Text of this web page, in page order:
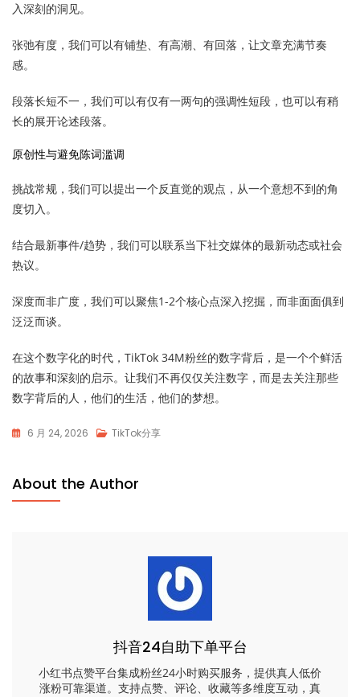
入深刻的洞见。
张弛有度，我们可以有铺垫、有高潮、有回落，让文章充满节奏
感。
段落长短不一，我们可以有仅有一两句的强调性短段，也可以有稍
长的展开论述段落。
原创性与避免陈词滥调
挑战常规，我们可以提出一个反直觉的观点，从一个意想不到的角
度切入。
结合最新事件/趋势，我们可以联系当下社交媒体的最新动态或社会
热议。
深度而非广度，我们可以聚焦1-2个核心点深入挖掘，而非面面俱到
泛泛而谈。
在这个数字化的时代，TikTok 34M粉丝的数字背后，是一个个鲜活
的故事和深刻的启示。让我们不再仅仅关注数字，而是去关注那些
数字背后的人，他们的生活，他们的梦想。
6 月 24, 2026 TikTok分享
About the Author
抖音24自助下单平台
小红书点赞平台集成粉丝24小时购买服务，提供真人低价
涨粉可靠渠道。支持点赞、评论、收藏等多维度互动，真